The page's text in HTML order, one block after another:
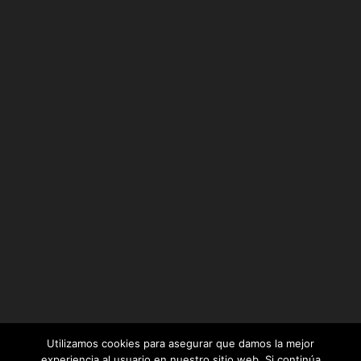
Utilizamos cookies para asegurar que damos la mejor